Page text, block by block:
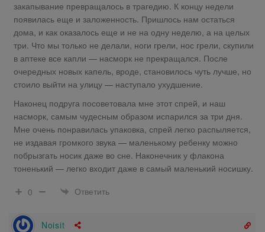
закапывание превращалось в трагедию. К концу недели
появилась еще и заложенность. Пришлось нам остаться
дома, и как оказалось еще и не на одну неделю, а на целых
три. Что мы только не делали, ноги грели, нос грели, скупили
в аптеке все капли — насморк не прекращался. После
очередных новых капель, вроде, становилось чуть лучше, но
стоило выйти на улицу — наступало ухудшение.
Наконец подруга посоветовала мне этот спрей, и наш
насморк, самым чудесным образом испарился за три дня.
Мне очень понравилась упаковка, спрей легко распыляется,
не издавая громкого звука — маленькому ребенку можно
побрызгать носик даже во сне. Наконечник у флакона
тоненький — легко входит даже в самый маленький носишку.
0
Ответить
Noisit